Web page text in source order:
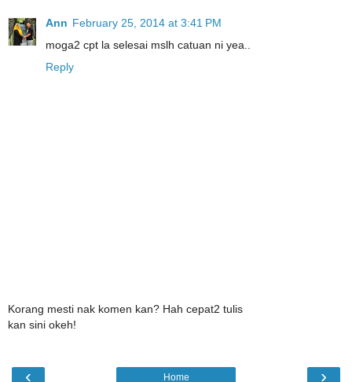
Ann February 25, 2014 at 3:41 PM
moga2 cpt la selesai mslh catuan ni yea..
Reply
Korang mesti nak komen kan? Hah cepat2 tulis
kan sini okeh!
‹ ›
Home